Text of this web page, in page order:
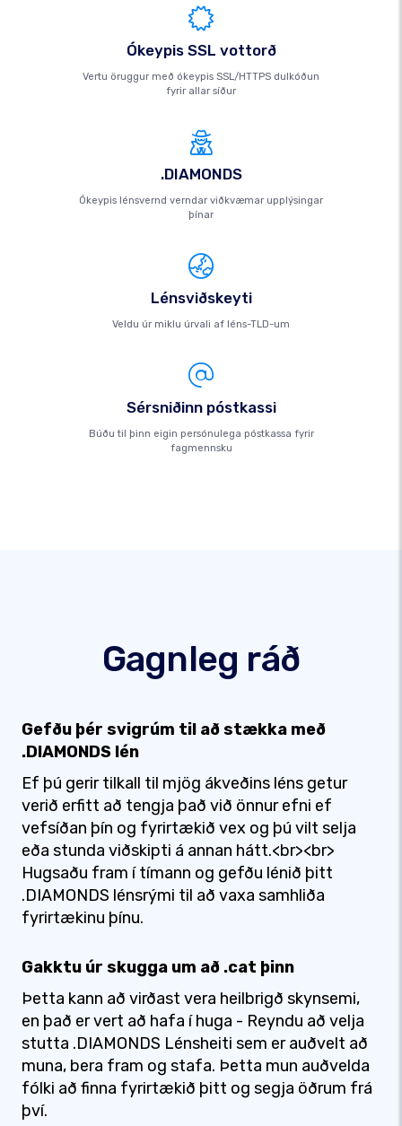
Ókeypis SSL vottorð
Vertu öruggur með ókeypis SSL/HTTPS dulkóðun
fyrir allar síður
.DIAMONDS
Ókeypis lénsvernd verndar viðkvæmar upplýsingar
þínar
Lénsviðskeyti
Veldu úr miklu úrvali af léns-TLD-um
Sérsniðinn póstkassi
Búðu til þinn eigin persónulega póstkassa fyrir
fagmennsku
Gagnleg ráð
Gefðu þér svigrúm til að stækka með
.DIAMONDS lén
Ef þú gerir tilkall til mjög ákveðins léns getur
verið erfitt að tengja það við önnur efni ef
vefsíðan þín og fyrirtækið vex og þú vilt selja
eða stunda viðskipti á annan hátt.<br><br>
Hugsaðu fram í tímann og gefðu lénið þitt
.DIAMONDS lénsrými til að vaxa samhliða
fyrirtækinu þínu.
Gakktu úr skugga um að .cat þinn
Þetta kann að virðast vera heilbrigð skynsemi,
en það er vert að hafa í huga - Reyndu að velja
stutta .DIAMONDS Lénsheiti sem er auðvelt að
muna, bera fram og stafa. Þetta mun auðvelda
fólki að finna fyrirtækið þitt og segja öðrum frá
því.